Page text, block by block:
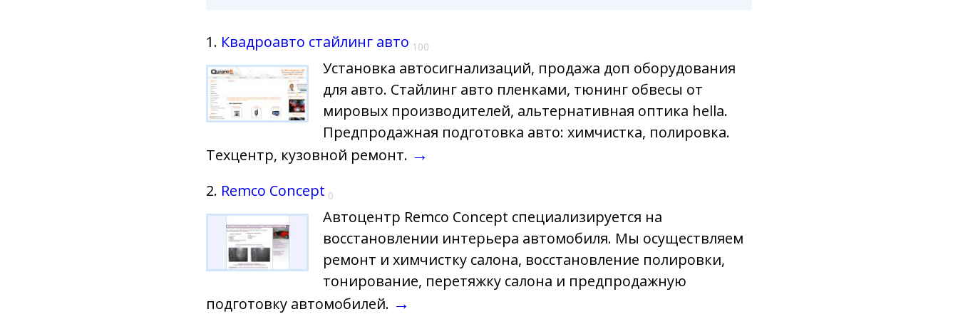
1. Квадроавто стайлинг авто 100
Установка автосигнализаций, продажа доп оборудования
для авто. Стайлинг авто пленками, тюнинг обвесы от
мировых производителей, альтернативная оптика hella.
Предпродажная подготовка авто: химчистка, полировка.
Техцентр, кузовной ремонт. →
2. Remco Concept 0
Автоцентр Remco Concept специализируется на
восстановлении интерьера автомобиля. Мы осуществляем
ремонт и химчистку салона, восстановление полировки,
тонирование, перетяжку салона и предпродажную
подготовку автомобилей. →